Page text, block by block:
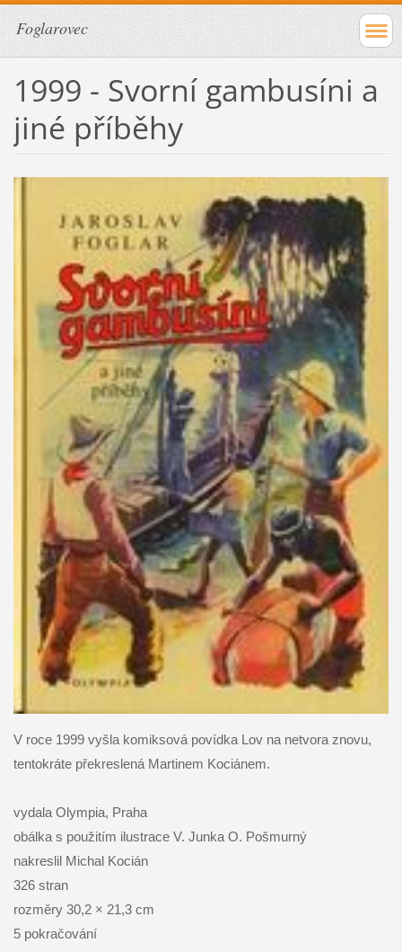
Foglarovec
1999 - Svorní gambusíni a
jiné příběhy
V roce 1999 vyšla komiksová povídka Lov na netvora znovu,
tentokráte překreslená Martinem Kociánem.
vydala Olympia, Praha
obálka s použitím ilustrace V. Junka O. Pošmurný
nakreslil Michal Kocián
326 stran
rozměry 30,2 × 21,3 cm
5 pokračování